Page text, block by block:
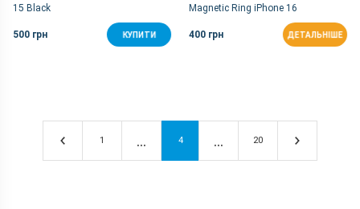
15 Black
500 грн КУПИТИ
Magnetic Ring iPhone 16
400 грн
ДЕТАЛЬНІШЕ
1 4 20